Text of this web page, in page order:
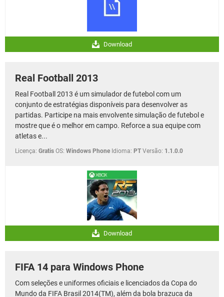
Download
Real Football 2013
Real Football 2013 é um simulador de futebol com um
conjunto de estratégias disponíveis para desenvolver as
partidas. Participe na mais envolvente simulação de futebol e
mostre que é o melhor em campo. Reforce a sua equipe com
atletas e...
Licença: Gratis OS: Windows Phone Idioma: PT Versão: 1.1.0.0
Download
FIFA 14 para Windows Phone
Com seleções e uniformes oficiais e licenciados da Copa do
Mundo da FIFA Brasil 2014(TM), além da bola brazuca da